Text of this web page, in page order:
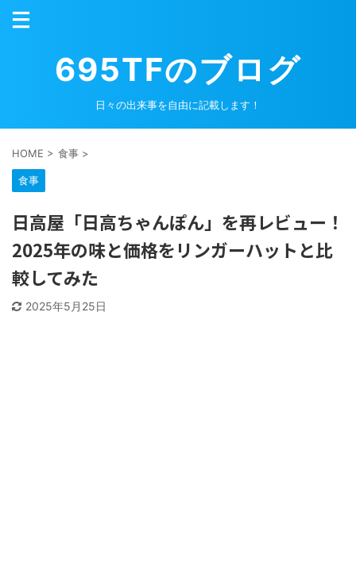
695TFのブログ
日々の出来事を自由に記載します！
HOME > 食事 >
食事
日高屋「日高ちゃんぽん」を再レビュー！
2025年の味と価格をリンガーハットと比
較してみた
2025年5月25日